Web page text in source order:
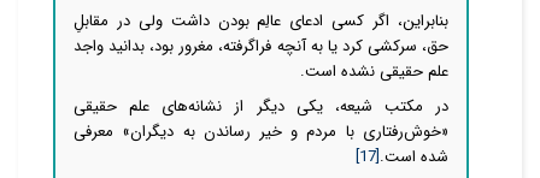
بنابراین، اگر کسی ادعای عالِم بودن داشت ولی در مقابلِ
حق، سرکشی کرد یا به آنچه فراگرفته، مغرور بود، بدانید واجد
علم حقیقی نشده است.
در مکتب شیعه، یکی دیگر از نشانه‌‌‌های علم حقیقی
«خوش‌رفتاری با مردم و خیر رساندن به دیگران» معرفی
شده است.[17]